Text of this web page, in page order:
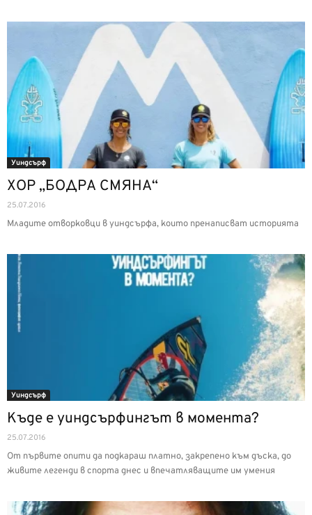
Уиндсърф
ХОР „БОДРА СМЯНА“
25.07.2016
Младите отворковци в уиндсърфа, които пренаписват историята
Уиндсърф
Къде е уиндсърфингът в момента?
25.07.2016
От първите опити да подкараш платно, закрепено към дъска, до
живите легенди в спорта днес и впечатляващите им умения